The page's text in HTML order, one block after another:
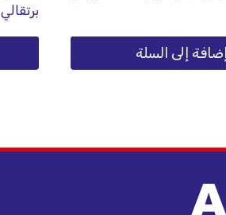
إضافة إلى السلة
برتقالي